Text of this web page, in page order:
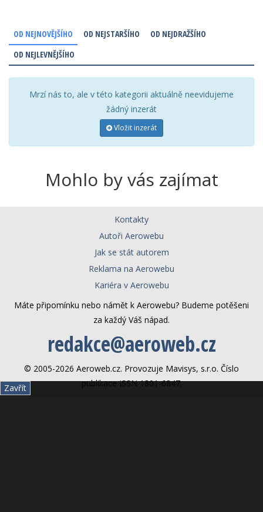
Zavřít
OD NEJNOVĚJŠÍHO OD NEJSTARŠÍHO
OD NEJDRAŽŠÍHO
OD NEJLEVNĚJŠÍHO
Mrzí nás to, ale v této kategorii aktuálně neevidujeme
žádný inzerát
Vložit inzerát
Mohlo by vás zajímat
Kontakty
Autoři Aerowebu
Jak se stát autorem
Reklama na Aerowebu
Kariéra v Aerowebu
Máte připomínku nebo námět k Aerowebu? Budeme potěšeni
za každý Váš nápad.
redakce@aeroweb.cz
© 2005-2026 Aeroweb.cz. Provozuje Mavisys, s.r.o. Číslo
publikace ISSN 1801-6847.